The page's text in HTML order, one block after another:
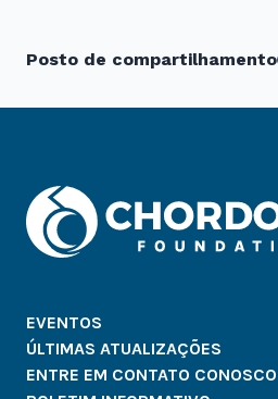
Posto de compartilhamento
EVENTOS
ÚLTIMAS ATUALIZAÇÕES
ENTRE EM CONTATO CONOSCO